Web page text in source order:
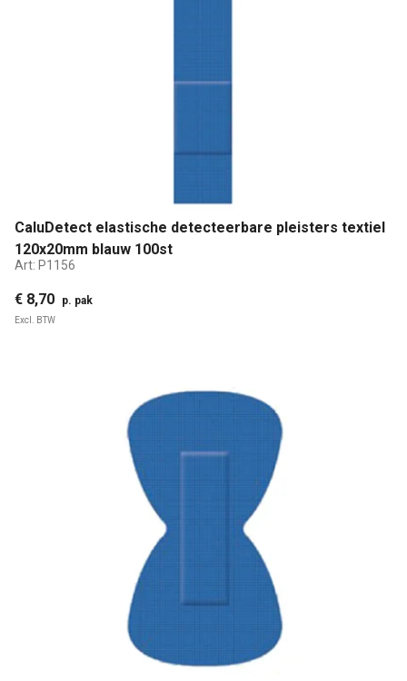
CaluDetect elastische detecteerbare pleisters textiel
120x20mm blauw 100st
Art: P1156
€ 8,70 p. pak
Excl. BTW